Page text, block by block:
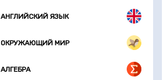
АНГЛИЙСКИЙ ЯЗЫК
ОКРУЖАЮЩИЙ МИР
АЛГЕБРА